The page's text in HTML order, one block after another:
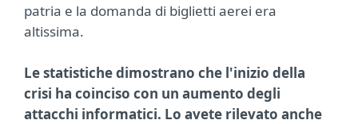
patria e la domanda di biglietti aerei era
altissima.
Le statistiche dimostrano che l'inizio della
crisi ha coinciso con un aumento degli
attacchi informatici. Lo avete rilevato anche